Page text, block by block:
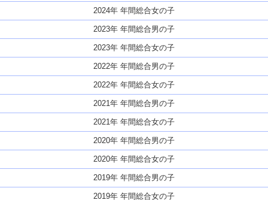
2024年 年間総合女の子
2023年 年間総合男の子
2023年 年間総合女の子
2022年 年間総合男の子
2022年 年間総合女の子
2021年 年間総合男の子
2021年 年間総合女の子
2020年 年間総合男の子
2020年 年間総合女の子
2019年 年間総合男の子
2019年 年間総合女の子